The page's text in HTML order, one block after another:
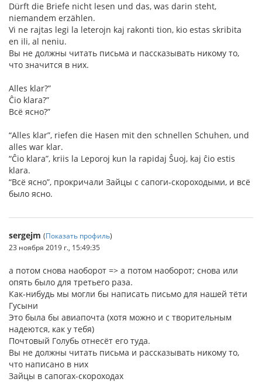
Dürft die Briefe nicht lesen und das, was darin steht,
niemandem erzählen.
Vi ne rajtas legi la leterojn kaj rakonti tion, kio estas skribita
en ili, al neniu.
Вы не должны читать письма и пассказывать никому то,
что значится в них.
Alles klar?”
Ĉio klara?”
Всё ясно?”
“Alles klar”, riefen die Hasen mit den schnellen Schuhen, und
alles war klar.
“Ĉio klara”, kriis la Leporoj kun la rapidaj Ŝuoj, kaj ĉio estis
klara.
“Всё ясно”, прокричали Зайцы с сапоги-скороходыми, и всё
было ясно.
sergejm (Показать профиль)
23 ноября 2019 г., 15:49:35
а потом снова наоборот => а потом наоборот; снова или
опять было для третьего раза.
Как-нибудь мы могли бы написать письмо для нашей тёти
Гусыни
Это была бы авиапочта (хотя можно и с творительным
надеются, как у тебя)
Почтовый Голубь отнесёт его туда.
Вы не должны читать письма и рассказывать никому то,
что написано в них
Зайцы в сапогах-скороходах